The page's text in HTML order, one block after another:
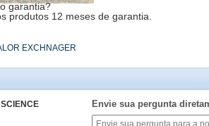
garantia?
produtos 12 meses de garantia.
EXCHNAGER
Envie sua pergunta